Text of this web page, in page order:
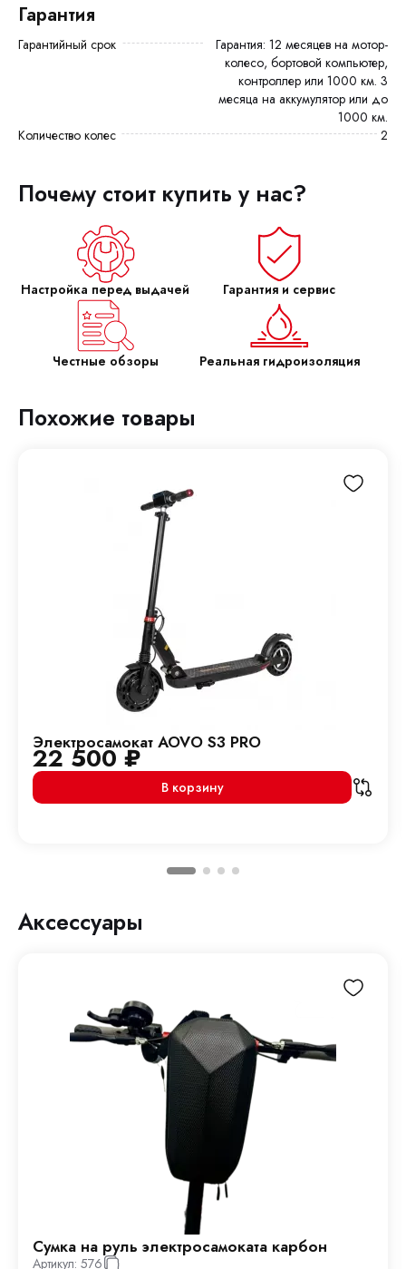
Гарантия
Гарантийный срок
Гарантия: 12 месяцев на мотор-
колесо, бортовой компьютер,
контроллер или 1000 км. 3
месяца на аккумулятор или до
1000 км.
Количество колес
2
Почему стоит купить у нас?
Настройка перед выдачей Гарантия и сервис
Честные обзоры Реальная гидроизоляция
Похожие товары
Электросамокат AOVO S3 PRO
22 500₽
В корзину
Аксессуары
Сумка на руль электросамоката карбон
Артикул: 576